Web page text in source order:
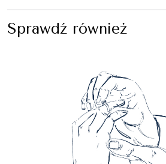
Sprawdź również